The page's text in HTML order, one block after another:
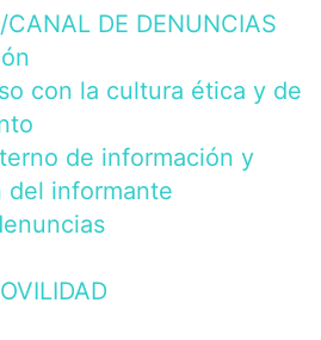
DE DENUNCIAS
con la cultura ética y de
de información y
del informante